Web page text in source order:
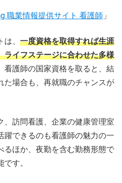
職業情報提供サイト 看護師 」
、 一度資格を取得すれば生涯
ライフステージに合わせた多様
看護師の国家資格を取ると、結
た場合も、再就職のチャンスが
、訪問看護、企業の健康管理室
躍できるのも看護師の魅力の一
るほか、夜勤を含む勤務形態で
す。